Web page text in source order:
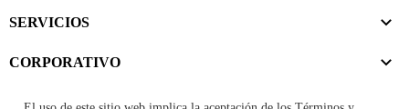
SERVICIOS
CORPORATIVO